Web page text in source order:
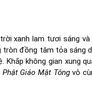
xanh lam tươi sáng và
tròn đồng tâm tỏa sáng
không gian xung
Phật Giáo Mật Tôngvô